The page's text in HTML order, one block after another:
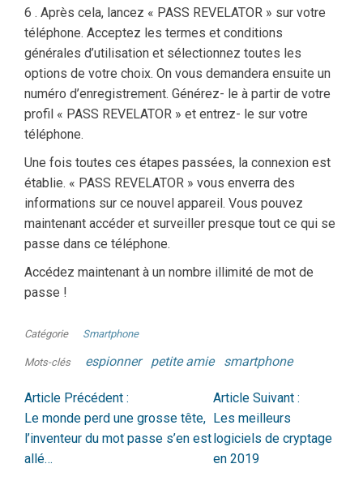
6 . Après cela, lancez « PASS REVELATOR » sur votre
téléphone. Acceptez les termes et conditions
générales d’utilisation et sélectionnez toutes les
options de votre choix. On vous demandera ensuite un
numéro d’enregistrement. Générez- le à partir de votre
profil « PASS REVELATOR » et entrez- le sur votre
téléphone.
Une fois toutes ces étapes passées, la connexion est
établie. « PASS REVELATOR » vous enverra des
informations sur ce nouvel appareil. Vous pouvez
maintenant accéder et surveiller presque tout ce qui se
passe dans ce téléphone.
Accédez maintenant à un nombre illimité de mot de
passe !
Catégorie Smartphone
Mots-clés espionner petite amie smartphone
Article Précédent :
Le monde perd une grosse tête,
l’inventeur du mot passe s’en est
allé…
Article Suivant :
Les meilleurs
logiciels de cryptage
en 2019